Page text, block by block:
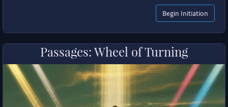
Begin Initiation
Passages: Wheel of Turning